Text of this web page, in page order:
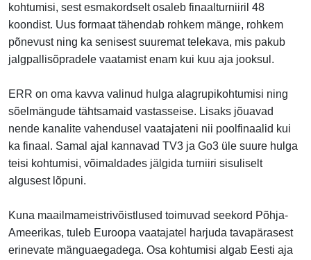
kohtumisi, sest esmakordselt osaleb finaalturniiril 48
koondist. Uus formaat tähendab rohkem mänge, rohkem
põnevust ning ka senisest suuremat telekava, mis pakub
jalgpallisõpradele vaatamist enam kui kuu aja jooksul.
ERR on oma kavva valinud hulga alagrupikohtumisi ning
sõelmängude tähtsamaid vastasseise. Lisaks jõuavad
nende kanalite vahendusel vaatajateni nii poolfinaalid kui
ka finaal. Samal ajal kannavad TV3 ja Go3 üle suure hulga
teisi kohtumisi, võimaldades jälgida turniiri sisuliselt
algusest lõpuni.
Kuna maailmameistrivõistlused toimuvad seekord Põhja-
Ameerikas, tuleb Euroopa vaatajatel harjuda tavapärasest
erinevate mänguaegadega. Osa kohtumisi algab Eesti aja